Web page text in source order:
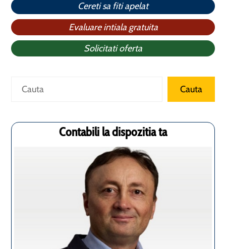
Cereti sa fiti apelat
Evaluare intiala gratuita
Solicitati oferta
Caută Cauta
Contabili la dispozitia ta